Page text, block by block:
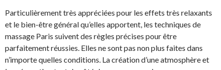
Particulièrement très appréciées pour les effets très relaxants
et le bien-être général qu’elles apportent, les techniques de
massage Paris suivent des règles précises pour être
parfaitement réussies. Elles ne sont pas non plus faites dans
n’importe quelles conditions. La création d’une atmosphère et